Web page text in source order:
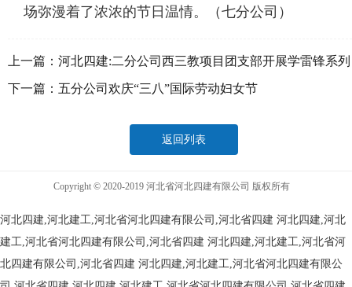
场弥漫着了浓浓的节日温情。（七分公司）
上一篇： 河北四建:二分公司西三教项目团支部开展学雷锋系列
志愿服务活动
下一篇： 五分公司欢庆“三八”国际劳动妇女节
返回列表
Copyright © 2020-2019 河北省河北四建有限公司 版权所有
河北四建,河北建工,河北省河北四建有限公司,河北省四建 河北四建,河北
建工,河北省河北四建有限公司,河北省四建 河北四建,河北建工,河北省河
北四建有限公司,河北省四建 河北四建,河北建工,河北省河北四建有限公